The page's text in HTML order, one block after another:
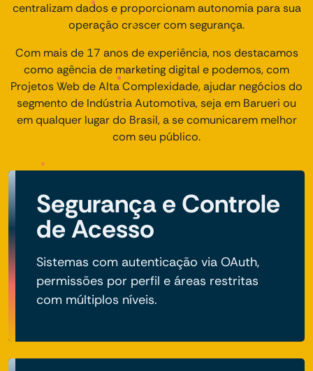
centralizam dados e proporcionam autonomia para sua
operação crescer com segurança.
Com mais de 17 anos de experiência, nos destacamos
como agência de marketing digital e podemos, com
Projetos Web de Alta Complexidade, ajudar negócios do
segmento de Indústria Automotiva, seja em Barueri ou
em qualquer lugar do Brasil, a se comunicarem melhor
com seu público.
Segurança e Controle
de Acesso
Sistemas com autenticação via OAuth,
permissões por perfil e áreas restritas
com múltiplos níveis.